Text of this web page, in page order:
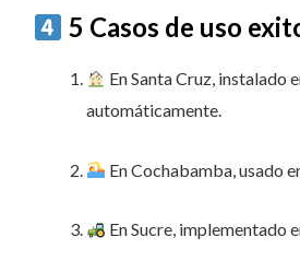
5 Casos de uso
En Santa Cruz, instalado
automáticamente.
En Cochabamba, usado
En Sucre, implementado